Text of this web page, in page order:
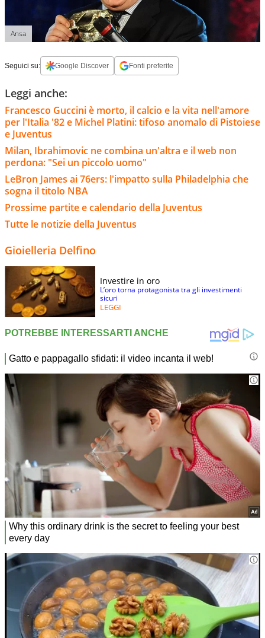
Ansa
Seguici su: Google Discover Fonti preferite
Leggi anche:
Francesco Guccini è morto, il calcio e la vita nell'amore
per l'Italia '82 e Michel Platini: tifoso anomalo di Pistoiese
e Juventus
Milan, Ibrahimovic ne combina un'altra e il web non
perdona: "Sei un piccolo uomo"
LeBron James ai 76ers: l'impatto sulla Philadelphia che
sogna il titolo NBA
Prossime partite e calendario della Juventus
Tutte le notizie della Juventus
Gioielleria Delfino
Investire in oro
L’oro torna protagonista tra gli investimenti
sicuri
LEGGI